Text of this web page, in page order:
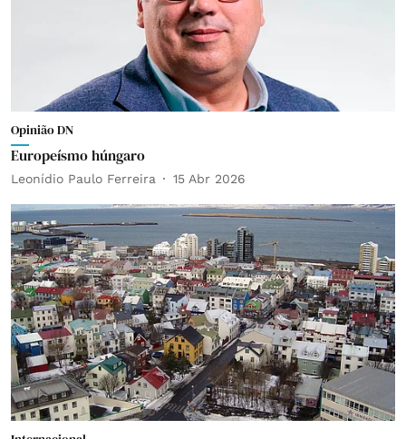
Opinião DN
Europeísmo húngaro
Leonídio Paulo Ferreira 15 Abr 2026